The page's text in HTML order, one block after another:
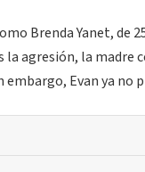
Brenda Yanet, de
la agresión, la
Evan ya